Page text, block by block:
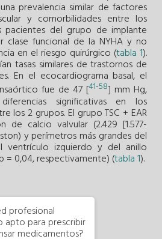
prevalencia similar de factores
y comorbilidades entre los
pacientes del grupo de implante
clase funcional de la NYHA y no
en el riesgo quirúrgico (tabla 1).
tasas similares de trastornos de
En el ecocardiograma basal, el
fue de 47 [41-58] mm Hg,
significativas en los
los 2 grupos. El grupo TSC + EAR
de calcio valvular (2.429 [1.577-
y perímetros más grandes del
izquierdo y del anillo
= 0,04, respectivamente) (tabla 1).
profesional
apto para prescribir
medicamentos?